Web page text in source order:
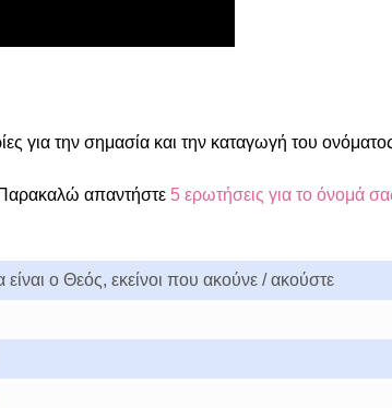
για την σημασία και την καταγωγή του
απαντήστε5 ερωτήσεις για το όνομά
είναι ο Θεός, εκείνοι που ακούνε / ακούστε